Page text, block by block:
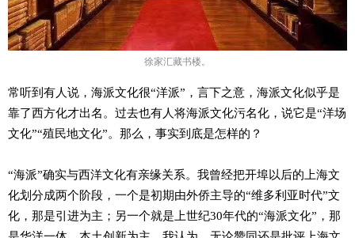
徐家汇藏书楼。
常听到有人说，海派文化很“洋派”，言下之意，海派文化似乎是
靠了西方化才出名。过去也有人将海派文化污名化，说它是“洋场
文化”“殖民地文化”。那么，事实到底是怎样的？
“海派”确实与西洋文化有亲缘关系。我曾经把开埠以后的上海文
化划分成两个阶段，一个是初期由外侨主导的“维多利亚时代”文
化，那是引进为主；另一个就是上世纪30年代的“海派文化”，那